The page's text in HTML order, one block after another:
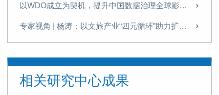
以WDO成立为契机，提升中国数据治理全球影响力
专家视角 | 杨涛：以文旅产业“四元循环”助力扩内需
提升科技金融的精准性与适配性
相关研究中心成果